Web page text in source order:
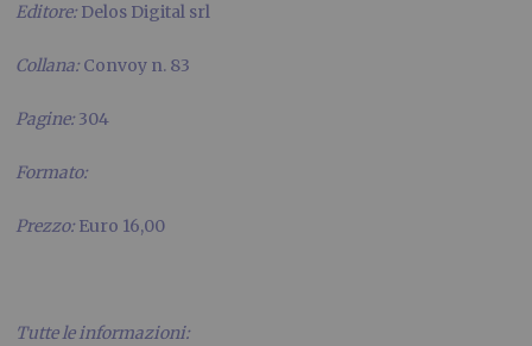
Editore: Delos Digital srl
Collana: Convoy n. 83
Pagine: 304
Formato:
Prezzo: Euro 16,00
Tutte le informazioni: